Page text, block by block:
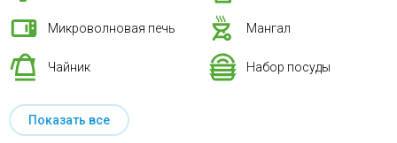
Микроволновая печь Мангал
Чайник Набор посуды
Показать все